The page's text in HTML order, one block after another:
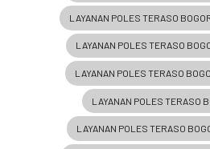
LAYANAN POLES TERASO
LAYANAN POLES TERASO
LAYANAN POLES TERASO
LAYANAN POLES TERASO
LAYANAN POLES TERASO